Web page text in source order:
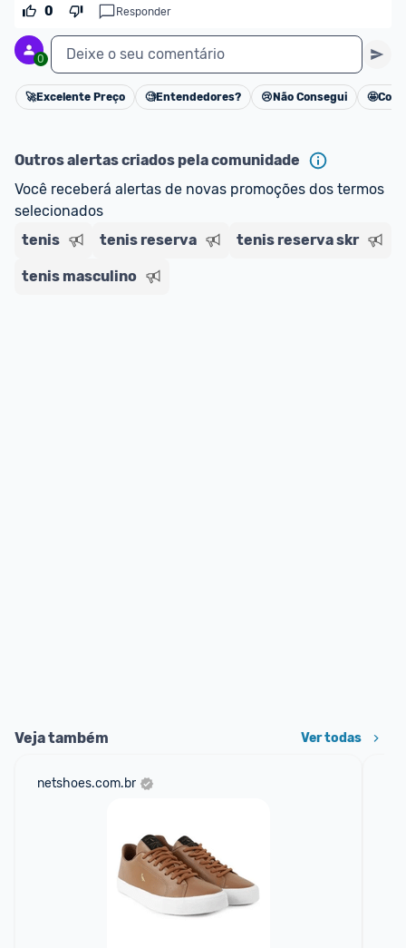
0 Responder
0 Deixe o seu comentário
Cancelar
🚀Excelente Preço 🧐Entendedores? 😢 Não Consegui 🤩
Outros alertas criados pela comunidade
Você receberá alertas de novas promoções dos termos
selecionados
tenis
tenis reserva tenis reserva skr
tenis masculino
Veja também Ver todas
netshoes.com.br